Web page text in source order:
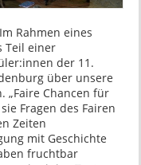
Rahmen eines
Teil einer
der 11.
über unsere
„Faire Chancen für
Fragen des Fairen
Zeiten
mit Geschichte
fruchtbar